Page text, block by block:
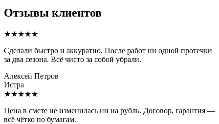
Отзывы клиентов
★★★★★
Сделали быстро и аккуратно. После работ ни одной протечки
за два сезона. Всё чисто за собой убрали.
Алексей Петров
Истра
★★★★★
Цена в смете не изменилась ни на рубль. Договор, гарантия —
всё чётко по бумагам.